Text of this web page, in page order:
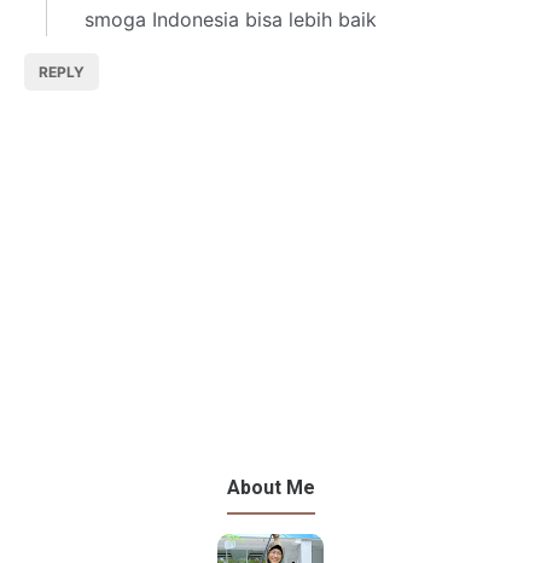
smoga Indonesia bisa lebih baik
REPLY
About Me